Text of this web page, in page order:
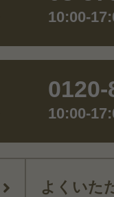
10:00-
10:00-
よくいた